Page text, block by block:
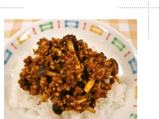
白花豆コロッケ
全学栄 かぼちゃチーズフライ
【只今休売中】全学栄 黒豆さつま
ソフトササミフレーク
ほぐしささみ（水煮）
美ら海育ちもずく
【只今休売中】青大豆ペースト